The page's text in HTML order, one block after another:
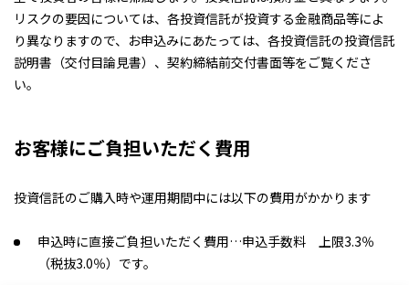
リスクの要因については、各投資信託が投資する金融商品等によ
り異なりますので、お申込みにあたっては、各投資信託の投資信託
説明書（交付目論見書）、契約締結前交付書面等をご覧くださ
い。
お客様にご負担いただく費用
投資信託のご購入時や運用期間中には以下の費用がかかります
申込時に直接ご負担いただく費用…申込手数料 上限3.3％
（税抜3.0％）です。